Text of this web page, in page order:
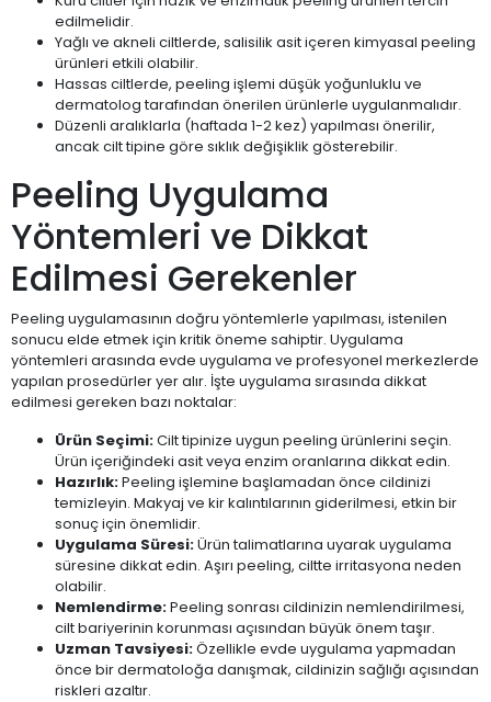
edilmelidir.
Yağlı ve akneli ciltlerde, salisilik asit içeren kimyasal peeling
ürünleri etkili olabilir.
Hassas ciltlerde, peeling işlemi düşük yoğunluklu ve
dermatolog tarafından önerilen ürünlerle uygulanmalıdır.
Düzenli aralıklarla (haftada 1-2 kez) yapılması önerilir,
ancak cilt tipine göre sıklık değişiklik gösterebilir.
Peeling Uygulama
Yöntemleri ve Dikkat
Edilmesi Gerekenler
Peeling uygulamasının doğru yöntemlerle yapılması, istenilen
sonucu elde etmek için kritik öneme sahiptir. Uygulama
yöntemleri arasında evde uygulama ve profesyonel merkezlerde
yapılan prosedürler yer alır. İşte uygulama sırasında dikkat
edilmesi gereken bazı noktalar:
Ürün Seçimi:Cilt tipinize uygun peeling ürünlerini seçin.
Ürün içeriğindeki asit veya enzim oranlarına dikkat edin.
Hazırlık:Peeling işlemine başlamadan önce cildinizi
temizleyin. Makyaj ve kir kalıntılarının giderilmesi, etkin bir
sonuç için önemlidir.
Uygulama Süresi:Ürün talimatlarına uyarak uygulama
süresine dikkat edin. Aşırı peeling, ciltte irritasyona neden
olabilir.
Nemlendirme:Peeling sonrası cildinizin nemlendirilmesi,
cilt bariyerinin korunması açısından büyük önem taşır.
Uzman Tavsiyesi:Özellikle evde uygulama yapmadan
önce bir dermatoloğa danışmak, cildinizin sağlığı açısından
riskleri azaltır.